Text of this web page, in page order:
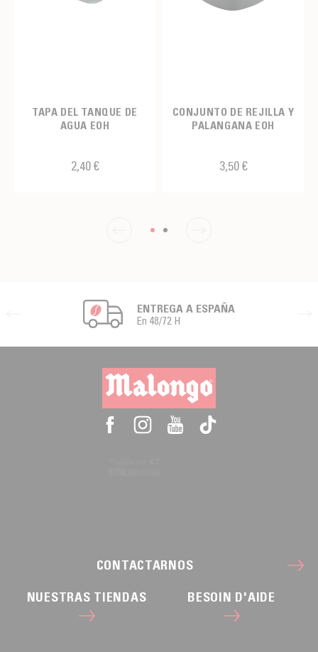
TAPA DEL TANQUE DE
AGUA EOH
2,40 €
CONJUNTO DE REJILLA Y
PALANGANA EOH
3,50 €
ENTREGA A ESPAÑA
En 48/72 H
CONTACTARNOS
NUESTRAS TIENDAS BESOIN D'AIDE